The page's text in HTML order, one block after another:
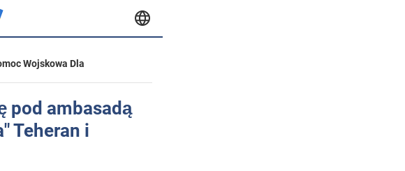
Wojskowa Dla
pod ambasadą
Teheran i